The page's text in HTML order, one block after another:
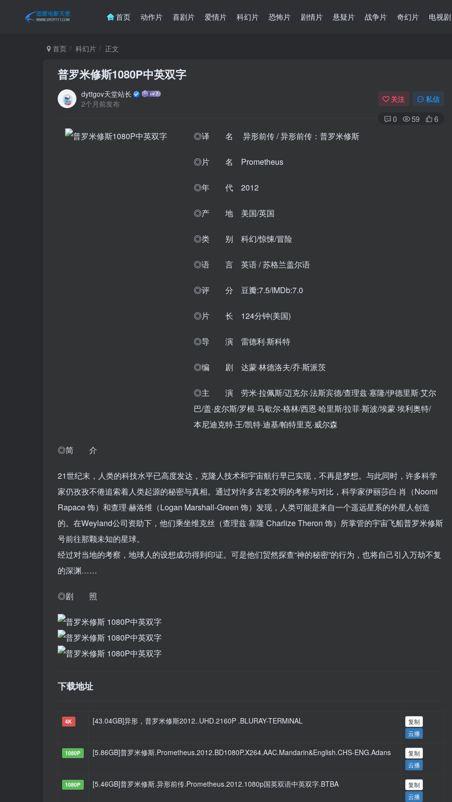
首页 动作片 喜剧片 爱情片 科幻片 恐怖片 剧情片 悬疑片 战争片 奇幻片 电视剧
首页 科幻片 正文
普罗米修斯1080P中英双字
dyttgov天堂站长
2个月前发布
关注 私信
0 59 6
◎译 名 异形前传 / 异形前传：普罗米修斯
◎片 名 Prometheus
◎年 代 2012
◎产 地 美国/英国
◎类 别 科幻/惊悚/冒险
◎语 言 英语 / 苏格兰盖尔语
◎评 分 豆瓣:7.5/IMDb:7.0
◎片 长 124分钟(美国)
◎导 演 雷德利·斯科特
◎编 剧 达蒙·林德洛夫/乔·斯派茨
◎主 演 劳米·拉佩斯/迈克尔·法斯宾德/查理兹·塞隆/伊德里斯·艾尔
巴/盖·皮尔斯/罗根·马歇尔-格林/西恩·哈里斯/拉菲·斯波/埃蒙·埃利奥特/
本尼迪克特·王/凯特·迪基/帕特里克·威尔森
◎简 介
21世纪末，人类的科技水平已高度发达，克隆人技术和宇宙航行早已实现，不再是梦想。与此同时，许多科学
家仍孜孜不倦追索着人类起源的秘密与真相。通过对许多古老文明的考察与对比，科学家伊丽莎白·肖（Noomi
Rapace 饰）和查理·赫洛维（Logan Marshall-Green 饰）发现，人类可能是来自一个遥远星系的外星人创造
的。在Weyland公司资助下，他们乘坐维克丝（查理兹·塞隆 Charlize Theron 饰）所掌管的宇宙飞船普罗米修斯
号前往那颗未知的星球。
经过对当地的考察，地球人的设想成功得到印证。可是他们贸然探查“神的秘密”的行为，也将自己引入万劫不复
的深渊……
◎剧 照
下载地址
4K [43.04GB]异形，普罗米修斯2012..UHD.2160P .BLURAY-TERMiNAL
复制
云播
1080P [5.86GB]普罗米修斯.Prometheus.2012.BD1080P.X264.AAC.Mandarin&English.CHS-ENG.Adans
复制
云播
1080P [5.46GB]普罗米修斯.异形前传.Prometheus.2012.1080p国英双语中英双字.BTBA
复制
云播